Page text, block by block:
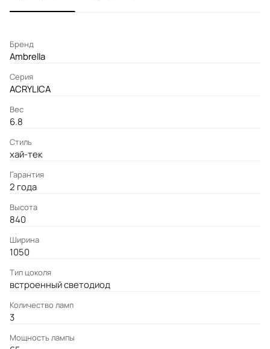
Бренд
Ambrella
Серия
ACRYLICA
Вес
6.8
Стиль
хай-тек
Гарантия
2 года
Высота
840
Ширина
1050
Тип цоколя
встроенный светодиод
Количество ламп
3
Мощность лампы